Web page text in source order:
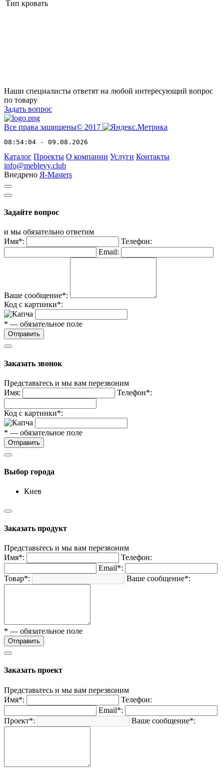
Тип кровать
Наши специалисты ответят на любой интересующий вопрос
по товару
Задать вопрос
Все права защищены© 2017
08:54:04 - 09.08.2026
Каталог Проекты О компании Услуги Контакты
info@meblevy.club
Внедрено Я-Masters
Задайте вопрос
и мы обязательно ответим
Имя*:
Телефон:
Email:
Ваше сообщение*:
Код с картинки*:
* — обязательное поле
Отправить
Заказать звонок
Представьтесь и мы вам перезвоним
Имя:
Телефон*:
Код с картинки*:
* — обязательное поле
Отправить
Выбор города
Киев
Заказать продукт
Представьтесь и мы вам перезвоним
Имя*:
Телефон:
Email*:
Товар*:
Ваше сообщение*:
* — обязательное поле
Отправить
Заказать проект
Представьтесь и мы вам перезвоним
Имя*:
Телефон:
Email*:
Проект*:
Ваше сообщение*: